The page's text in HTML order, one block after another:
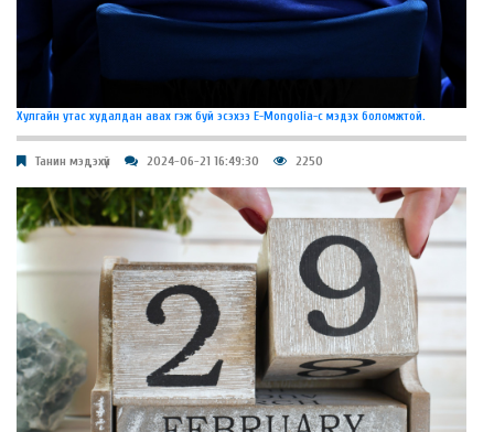
Хулгайн утас худалдан авах гэж буй эсэхээ E-Mongolia-с мэдэх боломжтой.
Танин мэдэхүй 2024-06-21 16:49:30 2250